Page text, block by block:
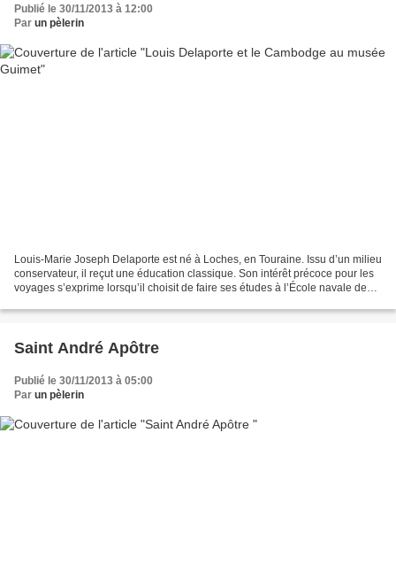
Publié le 30/11/2013 à 12:00
Par un pèlerin
Louis-Marie Joseph Delaporte est né à Loches, en Touraine. Issu d’un milieu
conservateur, il reçut une éducation classique. Son intérêt précoce pour les
voyages s’exprime lorsqu’il choisit de faire ses études à l’École navale de
Saint André Apôtre
Publié le 30/11/2013 à 05:00
Par un pèlerin